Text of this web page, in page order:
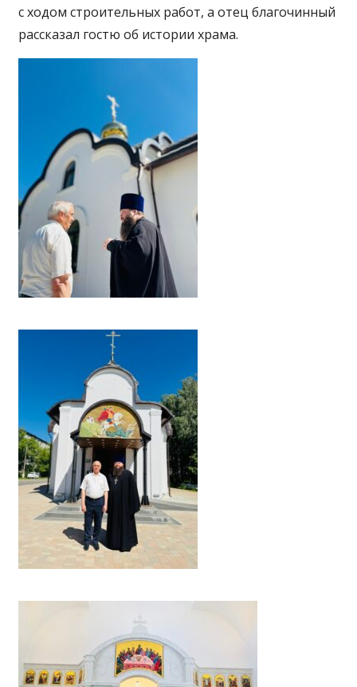
с ходом строительных работ, а отец благочинный
рассказал гостю об истории храма.